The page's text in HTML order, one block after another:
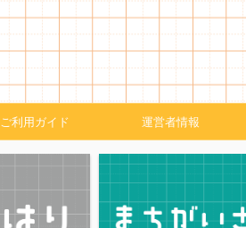
ご利用ガイド 運営者情報